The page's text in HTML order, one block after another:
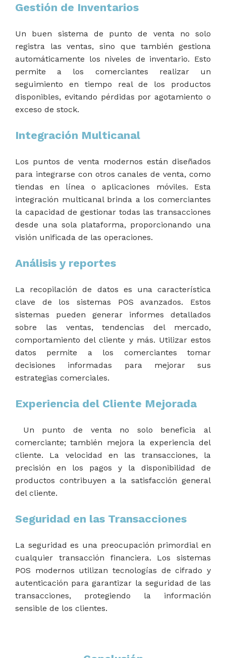
Gestión de Inventarios
Un buen sistema de punto de venta no solo
registra las ventas, sino que también gestiona
automáticamente los niveles de inventario. Esto
permite a los comerciantes realizar un
seguimiento en tiempo real de los productos
disponibles, evitando pérdidas por agotamiento o
exceso de stock.
Integración Multicanal
Los puntos de venta modernos están diseñados
para integrarse con otros canales de venta, como
tiendas en línea o aplicaciones móviles. Esta
integración multicanal brinda a los comerciantes
la capacidad de gestionar todas las transacciones
desde una sola plataforma, proporcionando una
visión unificada de las operaciones.
Análisis y reportes
La recopilación de datos es una característica
clave de los sistemas POS avanzados. Estos
sistemas pueden generar informes detallados
sobre las ventas, tendencias del mercado,
comportamiento del cliente y más. Utilizar estos
datos permite a los comerciantes tomar
decisiones informadas para mejorar sus
estrategias comerciales.
Experiencia del Cliente Mejorada
Un punto de venta no solo beneficia al
comerciante; también mejora la experiencia del
cliente. La velocidad en las transacciones, la
precisión en los pagos y la disponibilidad de
productos contribuyen a la satisfacción general
del cliente.
Seguridad en las Transacciones
La seguridad es una preocupación primordial en
cualquier transacción financiera. Los sistemas
POS modernos utilizan tecnologías de cifrado y
autenticación para garantizar la seguridad de las
transacciones, protegiendo la información
sensible de los clientes.